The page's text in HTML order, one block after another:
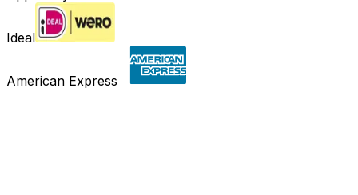
Ideal
American Express